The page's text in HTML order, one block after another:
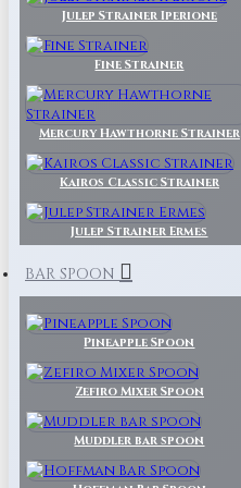
Julep Strainer Iperione
Fine Strainer
Mercury Hawthorne Strainer
Kairos Classic Strainer
Julep Strainer Ermes
BAR SPOON
Pineapple Spoon
Zefiro Mixer Spoon
Muddler bar spoon